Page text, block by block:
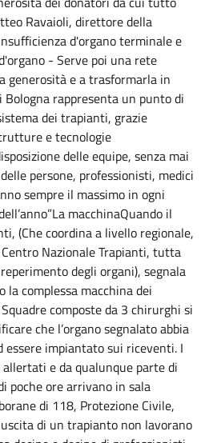
Ravaioli, direttore della
d'organo terminale e
- Serve poi una rete
generosità e a trasformarla in
Bologna rappresenta un punto di
dei trapianti, grazie
e tecnologie
delle equipe, senza mai
persone, professionisti, medici
sempre il massimo in ogni
macchinaQuando il
(Che coordina a livello regionale,
Nazionale Trapianti, tutta
degli organi), segnala
complessa macchina dei
composte da 3 chirurghi si
che l’organo segnalato abbia
impiantato sui riceventi. I
e da qualunque parte di
poche ore arrivano in sala
di 118, Protezione Civile,
di un trapianto non lavorano